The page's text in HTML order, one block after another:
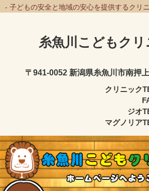
- 子どもの安全と地域の安心を提供するクリ
糸魚川こどもクリ
〒941-0052 新潟県糸魚川市南押
クリニック
ジオ
マグノリア